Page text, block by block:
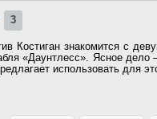
3
Костиган знакомится с
«Даунтлесс». Ясное дело
использовать для